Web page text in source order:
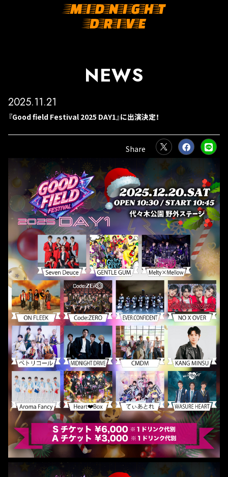
NEWS
2025.11.21
『Good field Festival 2025 DAY1』に出演決定！